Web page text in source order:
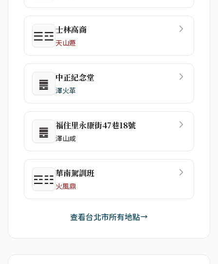
☰☲士林高商
天山遯
䷌ 中正紀念堂
澤火革
䷌ 福住里永康街47巷18號
澤山咸
☲☷華南駕訓班
火風鼎
查看台北市所有地點